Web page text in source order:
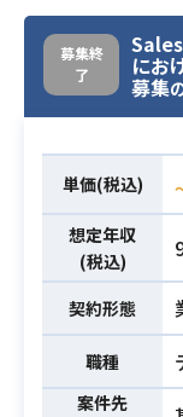
必須スキル
業務内容
募集終
了
にお
募集
単価(税込)
想定年収
(税込)
契約形態
職種
案件先